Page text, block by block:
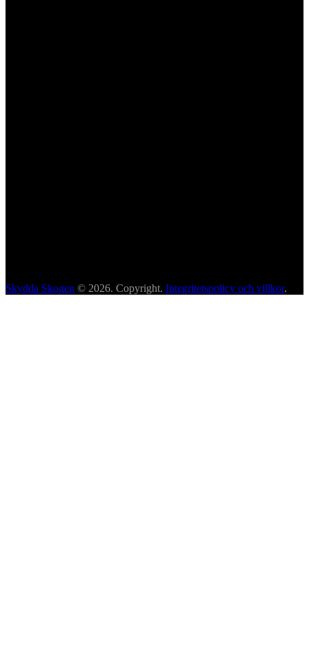
Skydda Skogen © 2026. Copyright. Integritetspolicy och villkor.